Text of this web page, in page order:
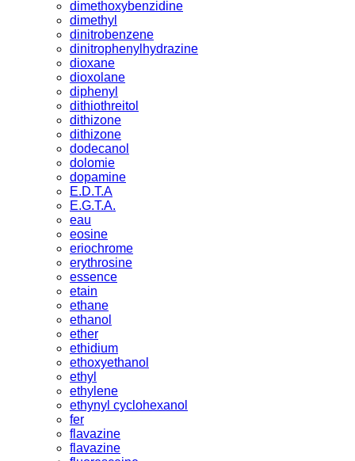
dimethoxybenzidine
dimethyl
dinitrobenzene
dinitrophenylhydrazine
dioxane
dioxolane
diphenyl
dithiothreitol
dithizone
dithizone
dodecanol
dolomie
dopamine
E.D.T.A
E.G.T.A.
eau
eosine
eriochrome
erythrosine
essence
etain
ethane
ethanol
ether
ethidium
ethoxyethanol
ethyl
ethylene
ethynyl cyclohexanol
fer
flavazine
flavazine